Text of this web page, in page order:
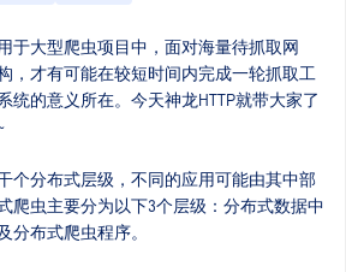
于大型爬虫项目中，面对海量待抓取网
，才有可能在较短时间内完成一轮抓取工
系统的意义所在。今天神龙HTTP就带大家了
个分布式层级，不同的应用可能由其中部
爬虫主要分为以下3个层级：分布式数据中
分布式爬虫程序。